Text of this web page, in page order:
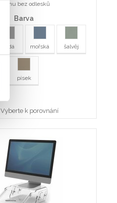
plochu bez odlesků
Barva
šedá mořská šalvěj
písek
Vyberte k porovnání